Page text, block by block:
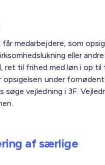
medarbejdere, som
eller andre
ret til frihed med løn i op til
under
vejledning i 3F.
af særlige